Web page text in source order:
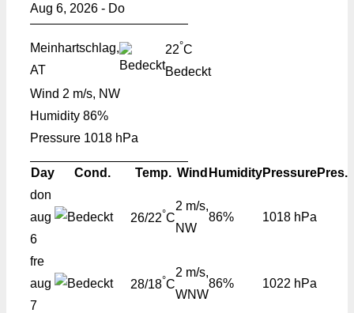
Aug 6, 2026 - Do
Meinhartschlag,
AT
22°C
Bedeckt
Wind 2 m/s, NW
Humidity 86%
Pressure 1018 hPa
Day Cond. Temp. Wind HumidityPressurePres.
don
aug
6
26/22°C
2 m/s,
NW
86% 1018 hPa
fre
aug
7
28/18°C
2 m/s,
WNW
86% 1022 hPa